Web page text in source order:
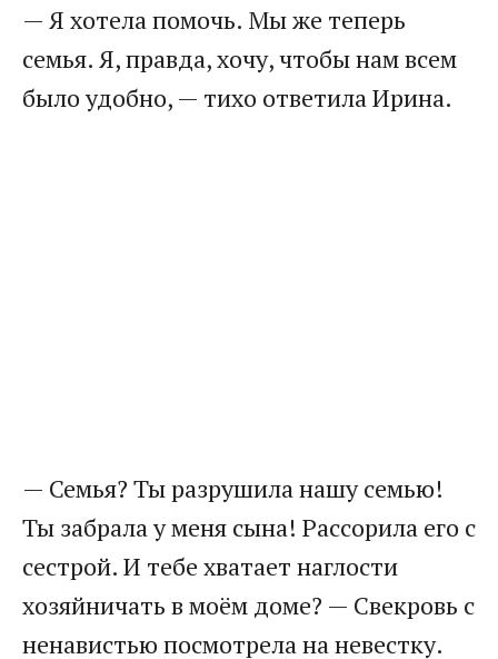
​— Я хотела помочь. Мы же теперь
семья. Я, правда, хочу, чтобы нам всем
было удобно, — тихо ответила Ирина.​
​— Семья? Ты разрушила нашу семью!
Ты забрала у меня сына! Рассорила его с
сестрой. И тебе хватает наглости
хозяйничать в моём доме? — Свекровь с
ненавистью посмотрела на невестку.​